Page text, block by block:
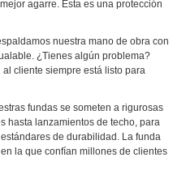
agarre. Esta es una protección
nuestra mano de obra con
¿Tienes algún problema?
cliente siempre está listo para
fundas se someten a rigurosas
hasta lanzamientos de techo, para
de durabilidad. La funda
la que confían millones de clientes